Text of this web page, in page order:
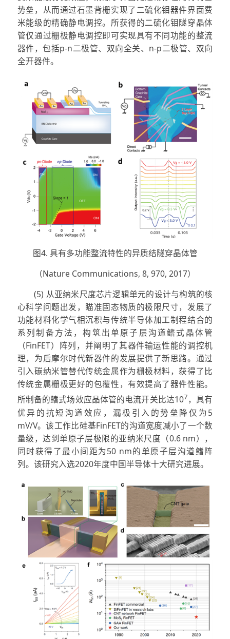
势垒，从而通过石墨背栅实现了二硫化钼器件界面费
米能级的精确静电调控。所获得的二硫化钼隧穿晶体
管仅通过栅极静电调控即可实现具有不同功能的整流
器件，包括p-n二极管、双向全关、n-p二极管、双向
全开器件。
图4. 具有多功能整流特性的异质结隧穿晶体管
（Nature Communications, 8, 970, 2017）
(5) 从亚纳米尺度芯片逻辑单元的设计与构筑的核
心科学问题出发，瞄准固态物质的极限尺寸，发展了
功能材料化学气相沉积与传统半导体加工制程结合的
系列制备方法，构筑出单原子层沟道鳍式晶体管
（FinFET）阵列，并阐明了其器件输运性能的调控机
理，为后摩尔时代新器件的发展提供了新思路。通过
引入碳纳米管替代传统金属作为栅极材料，获得了比
传统金属栅极更好的包覆性，有效提高了器件性能。
所制备的鳍式场效应晶体管的电流开关比达107，具有
优异的抗短沟道效应，漏极引入的势垒降仅为5
mV/V。该工作比硅基FinFET的沟道宽度减小了一个数
量级，达到单原子层极限的亚纳米尺度（0.6 nm），
同时获得了最小间距为50 nm的单原子层沟道鳍阵
列。该研究入选2020年度中国半导体十大研究进展。